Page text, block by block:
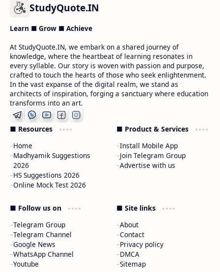
StudyQuote.IN
Learn ■ Grow ■ Achieve
At StudyQuote.IN, we embark on a shared journey of
knowledge, where the heartbeat of learning resonates in
every syllable. Our story is woven with passion and purpose,
crafted to touch the hearts of those who seek enlightenment.
In the vast expanse of the digital realm, we stand as
architects of inspiration, forging a sanctuary where education
transforms into an art.
■ Resources
Home
Madhyamik Suggestions
2026
HS Suggestions 2026
Online Mock Test 2026
■ Product & Services
Install Mobile App
Join Telegram Group
Advertise with us
■ Follow us on
Telegram Group
Telegram Channel
Google News
WhatsApp Channel
Youtube
■ Site links
About
Contact
Privacy policy
DMCA
Sitemap